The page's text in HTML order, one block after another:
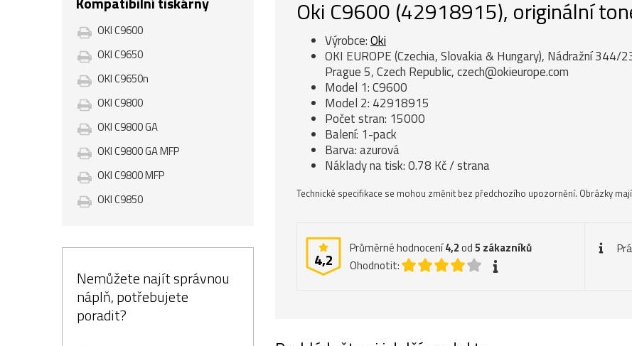
OKI C9600
OKI C9650
OKI C9650n
OKI C9800
OKI C9800 GA
OKI C9800 GA MFP
OKI C9800 MFP
OKI C9850
Nemůžete najít správnou
náplň, potřebujete
poradit?
Oki C9600 (42918915), originální
Výrobce:Oki
OKI EUROPE (Czechia, Slovakia & Hungary), Nádražní 344/
Prague 5, Czech Republic, czech@okieurope.com
Model 1: C9600
Model 2: 42918915
Počet stran: 15000
Balení: 1-pack
Barva: azurová
Náklady na tisk: 0.78 Kč / strana
Technické specifikace se mohou změnit bez předchozího upozornění. Obrázky
4,2
Průměrné hodnocení4,2od5 zákazníků
Ohodnotit: